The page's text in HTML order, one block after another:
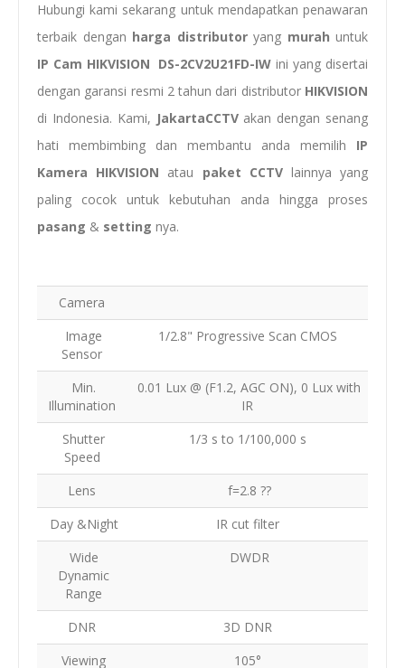
Hubungi kami sekarang untuk mendapatkan penawaran
terbaik dengan harga distributoryang murah untuk
IP Cam HIKVISION DS-2CV2U21FD-IW ini yang disertai
dengan garansi resmi 2 tahun dari distributor HIKVISION
di Indonesia. Kami, JakartaCCTVakan dengan senang
hati membimbing dan membantu anda memilih IP
Kamera HIKVISION atau paket CCTVlainnya yang
paling cocok untuk kebutuhan anda hingga proses
pasang & setting nya.
Camera
Image
Sensor
1/2.8" Progressive Scan CMOS
Min.
Illumination
0.01 Lux @ (F1.2, AGC ON), 0 Lux with
IR
Shutter
Speed
1/3 s to 1/100,000 s
Lens
f=2.8 ??
Day &Night
IR cut filter
Wide
Dynamic
Range
DWDR
DNR
3D DNR
Viewing
105°